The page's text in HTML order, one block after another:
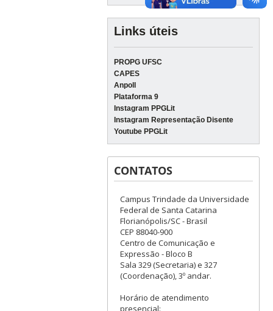
Links úteis
PROPG UFSC
CAPES
Anpoll
Plataforma 9
Instagram PPGLit
Instagram Representação Disente
Youtube PPGLit
CONTATOS
Campus Trindade da Universidade
Federal de Santa Catarina
Florianópolis/SC - Brasil
CEP 88040-900
Centro de Comunicação e
Expressão - Bloco B
Sala 329 (Secretaria) e 327
(Coordenação), 3º andar.
Horário de atendimento
presencial: